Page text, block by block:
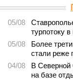
05/08
турпотоку
05/08
Более
стали реже
04/08
В Северной
на базе